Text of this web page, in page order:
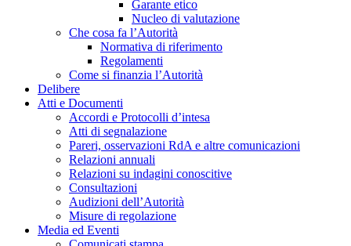
Garante etico
Nucleo di valutazione
Che cosa fa l’Autorità
Normativa di riferimento
Regolamenti
Come si finanzia l’Autorità
Delibere
Atti e Documenti
Accordi e Protocolli d’intesa
Atti di segnalazione
Pareri, osservazioni RdA e altre comunicazioni
Relazioni annuali
Relazioni su indagini conoscitive
Consultazioni
Audizioni dell’Autorità
Misure di regolazione
Media ed Eventi